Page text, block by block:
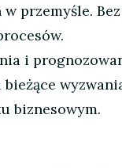
przemyśle.
i
biznesowym.